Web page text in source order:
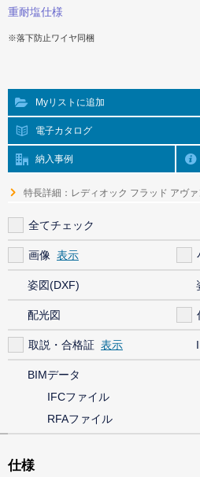
重耐塩仕様
※落下防止ワイヤ同梱
Myリストに追加
電子カタログ
納入事例
特長詳細：レディオック フラッド アヴァ
全てチェック
画像
姿図(DXF)
配光図
取説・合格証
BIMデータ
IFCファイル
RFAファイル
仕様